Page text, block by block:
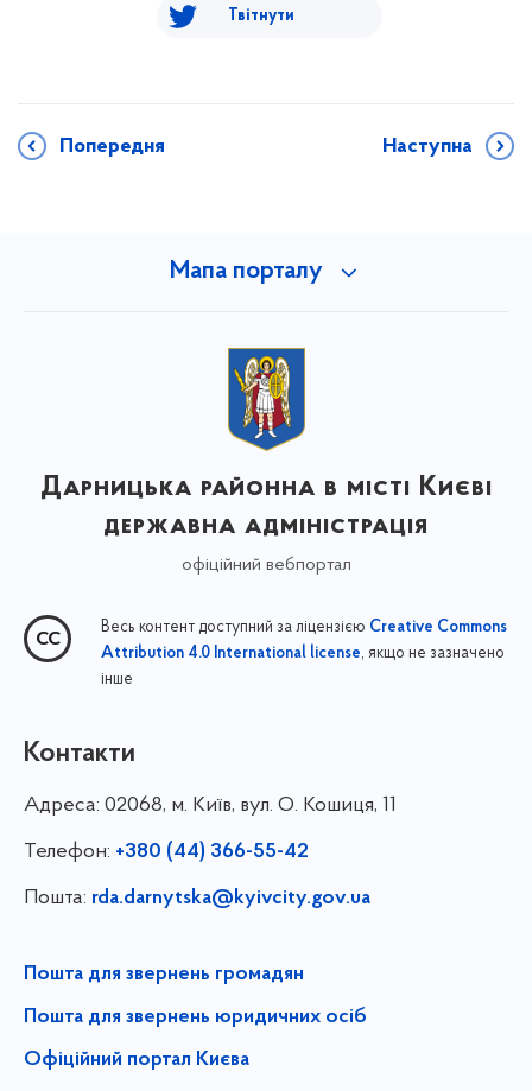
Твітнути
Попередня Наступна
Мапа порталу
Дарницька районна в місті Києві
державна адміністрація
офіційний вебпортал
Весь контент доступний за ліцензією Creative Commons
Attribution 4.0 International license, якщо не зазначено
інше
Контакти
Адреса: 02068, м. Київ, вул. О. Кошиця, 11
Телефон: +380 (44) 366-55-42
Пошта: rda.darnytska@kyivcity.gov.ua
Пошта для звернень громадян
Пошта для звернень юридичних осіб
Офіційний портал Києва